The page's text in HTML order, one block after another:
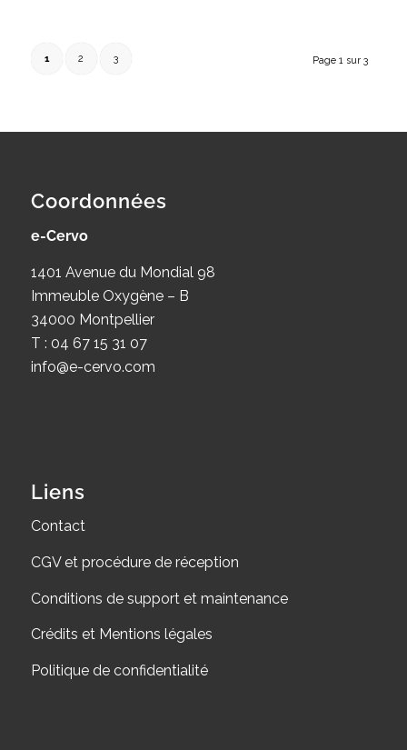
Page 1 sur 3
1 2 3
Coordonnées
e-Cervo
1401 Avenue du Mondial 98
Immeuble Oxygène – B
34000 Montpellier
T : 04 67 15 31 07
info@e-cervo.com
Liens
Contact
CGV et procédure de réception
Conditions de support et maintenance
Crédits et Mentions légales
Politique de confidentialité